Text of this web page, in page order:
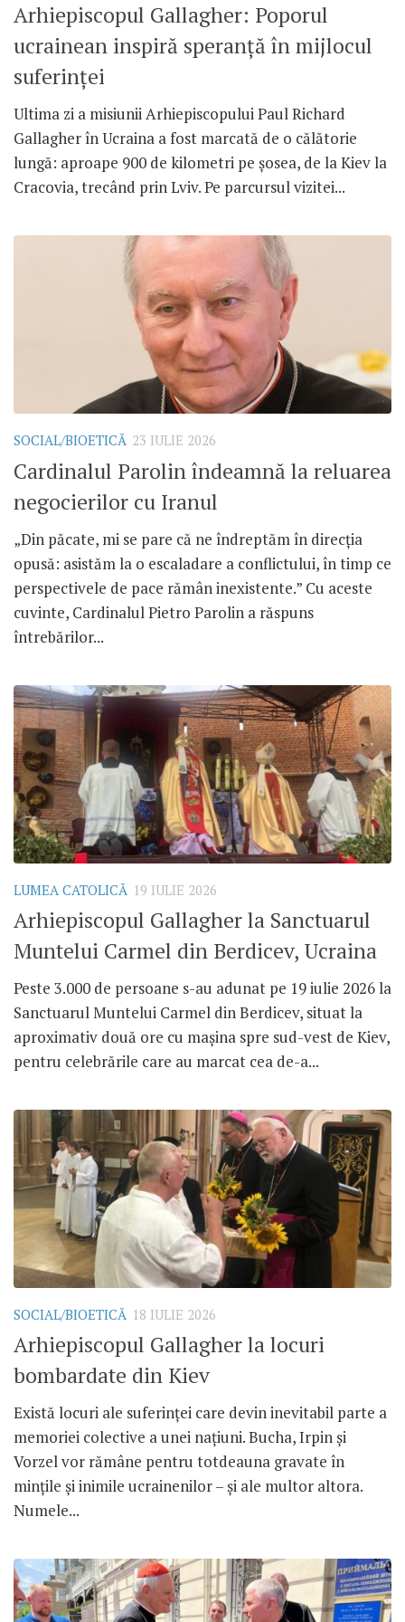
Arhiepiscopul Gallagher: Poporul
ucrainean inspiră speranță în mijlocul
suferinței
Ultima zi a misiunii Arhiepiscopului Paul Richard
Gallagher în Ucraina a fost marcată de o călătorie
lungă: aproape 900 de kilometri pe șosea, de la Kiev la
Cracovia, trecând prin Lviv. Pe parcursul vizitei...
SOCIAL/BIOETICĂ 23 IULIE 2026
Cardinalul Parolin îndeamnă la reluarea
negocierilor cu Iranul
„Din păcate, mi se pare că ne îndreptăm în direcția
opusă: asistăm la o escaladare a conflictului, în timp ce
perspectivele de pace rămân inexistente.” Cu aceste
cuvinte, Cardinalul Pietro Parolin a răspuns
întrebărilor...
LUMEA CATOLICĂ 19 IULIE 2026
Arhiepiscopul Gallagher la Sanctuarul
Muntelui Carmel din Berdicev, Ucraina
Peste 3.000 de persoane s-au adunat pe 19 iulie 2026 la
Sanctuarul Muntelui Carmel din Berdicev, situat la
aproximativ două ore cu mașina spre sud-vest de Kiev,
pentru celebrările care au marcat cea de-a...
SOCIAL/BIOETICĂ 18 IULIE 2026
Arhiepiscopul Gallagher la locuri
bombardate din Kiev
Există locuri ale suferinței care devin inevitabil parte a
memoriei colective a unei națiuni. Bucha, Irpin și
Vorzel vor rămâne pentru totdeauna gravate în
mințile și inimile ucrainenilor – și ale multor altora.
Numele...